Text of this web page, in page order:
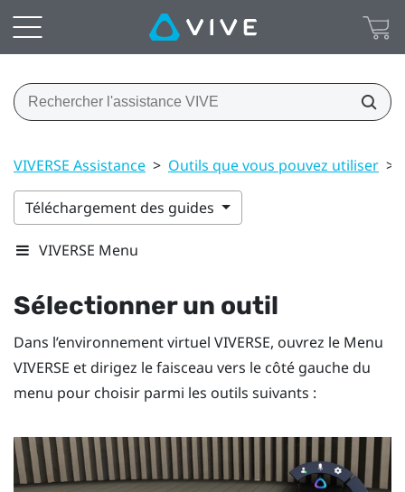
VIVERSE Assistance > Outils que vous pouvez utiliser >
Téléchargement des guides
VIVERSE Menu
Sélectionner un outil
Dans l’environnement virtuel VIVERSE, ouvrez le Menu
VIVERSE et dirigez le faisceau vers le côté gauche du
menu pour choisir parmi les outils suivants :